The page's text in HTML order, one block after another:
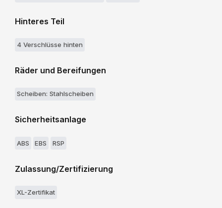
Hinteres Teil
4 Verschlüsse hinten
Räder und Bereifungen
Scheiben: Stahlscheiben
Sicherheitsanlage
ABS EBS RSP
Zulassung/Zertifizierung
XL-Zertifikat